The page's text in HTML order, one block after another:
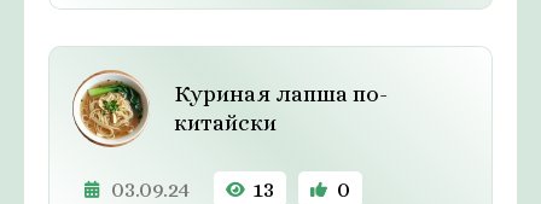
Куриная лапша по-
китайски
03.09.24 13 0